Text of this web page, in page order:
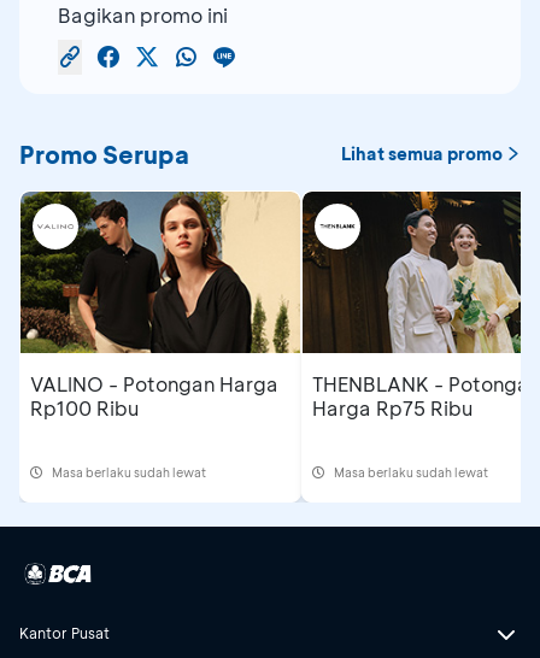
Bagikan promo ini
Promo Serupa Lihat semua promo
VALINO - Potongan Harga
Rp100 Ribu
Masa berlaku sudah lewat
THENBLANK - Potongan
Harga Rp75 Ribu
Masa berlaku sudah lewat
Kantor Pusat